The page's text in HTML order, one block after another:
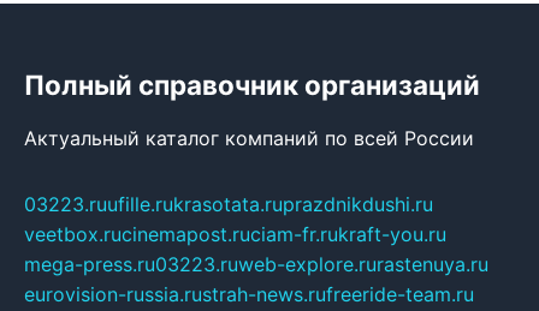
Полный справочник организаций
Актуальный каталог компаний по всей России
03223.ruufille.rukrasotata.ruprazdnikdushi.ru
veetbox.rucinemapost.ruciam-fr.rukraft-you.ru
mega-press.ru03223.ruweb-explore.rurastenuya.ru
eurovision-russia.rustrah-news.rufreeride-team.ru